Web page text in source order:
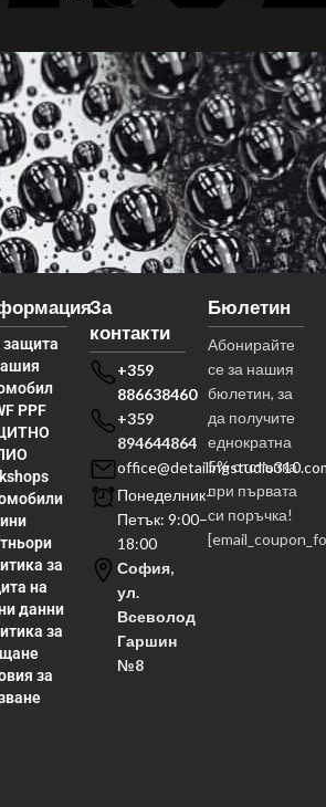
защита
PPF
за
на
данни
за
за
За
контакти
+359
886638460
+359
894644864
Понеделник–
Петък: 9:00–
18:00
София,
ул.
Всеволод
Гаршин
№8
Бюлетин
Абонирайте
се за нашия
бюлетин, за
да получите
еднократна
5% отстъпка
при първата
си поръчка!